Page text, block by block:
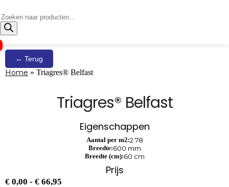
Producten
zoeken
← Terug
Home » Triagres® Belfast
Triagres® Belfast
Eigenschappen
Aantal per m2:2.78
Breedte:600 mm
Breedte (cm):60 cm
Prijs
€ 0,00 - € 66,95